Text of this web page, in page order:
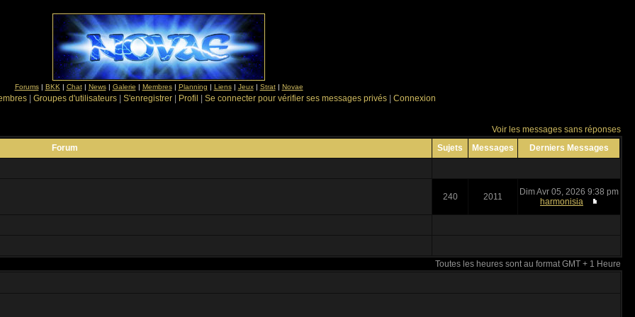
Forums| BKK | Chat| News| Galerie | Membres| Planning | Liens| Jeux| Strat| Novae
Groupes d'utilisateurs S'enregistrer Profil Se connecter pour vérifier ses messages privés Connexion
Voir les messages sans réponses
Forum
Sujets Messages Derniers Messages
240 2011
Dim Avr 05, 2026 9:38 pm
harmonisia
Toutes les heures sont au format GMT + 1 Heure